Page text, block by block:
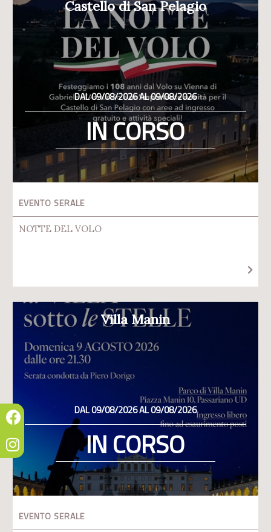
Castello di San Pelagio
DAL 09/08/2026 AL 09/08/2026
IN CORSO
EVENTO SERALE
NOTTE DEL VOLO
Villa Manin
DAL 09/08/2026 AL 09/08/2026
IN CORSO
EVENTO SERALE